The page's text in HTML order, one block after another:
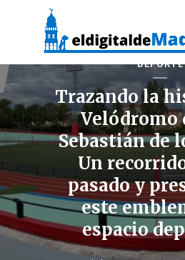
DEPORTE
Trazando la
Velódromo
Sebastián de
Un
pasado y
este
espacio